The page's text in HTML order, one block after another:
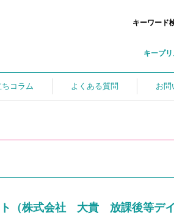
キーワード
キープリ
ちコラム よくある質問 お問
（株式会社 大貴 放課後等デイ